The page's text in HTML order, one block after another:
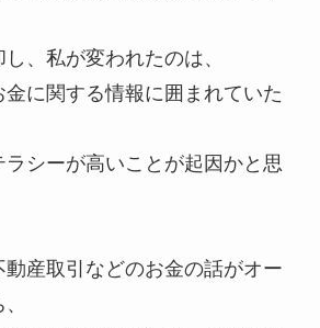
、私が変われたのは、
に関する情報に囲まれていた
シーが高いことが起因かと思
動産取引などのお金の話がオー